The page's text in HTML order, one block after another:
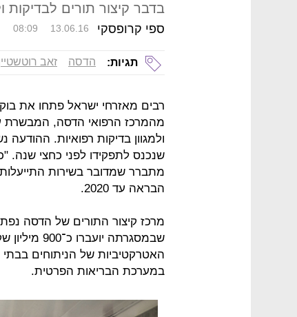
בדבר קיצור תורים לבדיקות
ספי קרופסקי 08:09 13.06.16
תגיות: הדסה זאב
רבים מאזרחי ישראל פתחו את
מהמרכז הרפואי הדסה, המבשרת
ולמגוון בדיקות רפואיות.
שנכנס לתפקידו לפני כחצי שנה.
מתברר שמדובר בשירות
הבראה עד 2020.
מרכז קיצור התורים של הדסה
שבמסגרתה
האטרקטיביות של הניתוחים בבתי
במערכת הבריאות הפרטית.